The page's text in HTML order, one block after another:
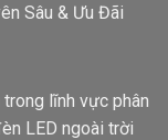
Sâu & Ưu Đãi
lĩnh vực phân
LED ngoài trời